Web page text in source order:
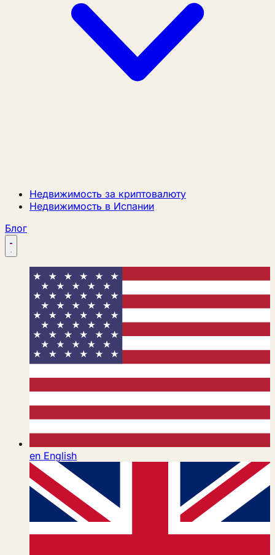
Недвижимость за криптовалюту
Недвижимость в Испании
Блог
en English